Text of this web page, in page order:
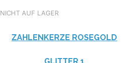
NICHT AUF LAGER
ZAHLENKERZE ROSEGOLD